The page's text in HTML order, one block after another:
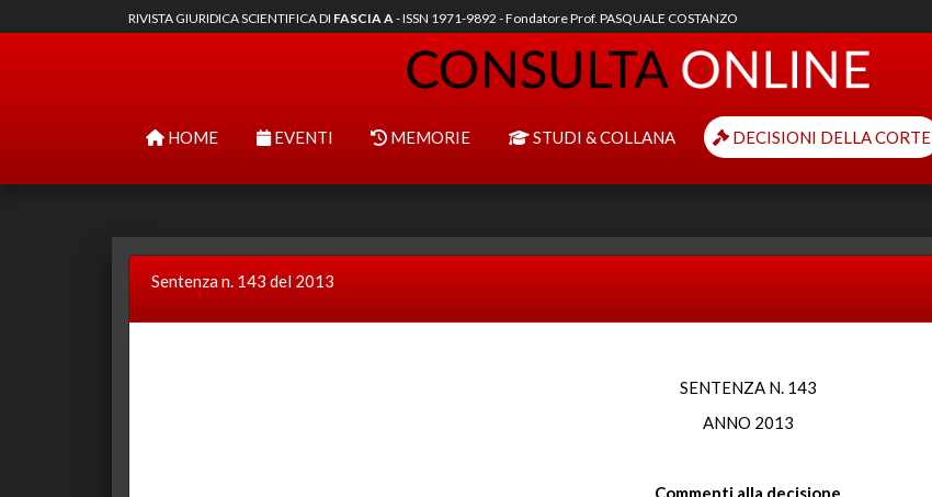
RIVISTA GIURIDICA SCIENTIFICA DI FASCIA A- ISSN 1971-9892 - Fondatore Prof. PASQUALE COSTANZO
HOME EVENTI MEMORIE STUDI & COLLANA DECISIONI DELLA CORTE
Sentenza n. 143 del 2013
SENTENZA N. 143
ANNO 2013
Commenti alla decisione